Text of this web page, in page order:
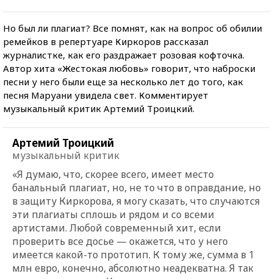
Но был ли плагиат? Все помнят, как на вопрос об обилии
ремейков в репертуаре Киркоров рассказал
журналистке, как его раздражает розовая кофточка.
Автор хита «Жестокая любовь» говорит, что наброски
песни у него были еще за несколько лет до того, как
песня Маруани увидела свет. Комментирует
музыкальный критик Артемий Троицкий.
Артемий Троицкий
музыкальный критик
«Я думаю, что, скорее всего, имеет место
банальный плагиат, но, не то что в оправдание, но
в защиту Киркорова, я могу сказать, что случаются
эти плагиаты сплошь и рядом и со всеми
артистами. Любой современный хит, если
проверить все досье — окажется, что у него
имеется какой-то прототип. К тому же, сумма в 1
млн евро, конечно, абсолютно неадекватна. Я так